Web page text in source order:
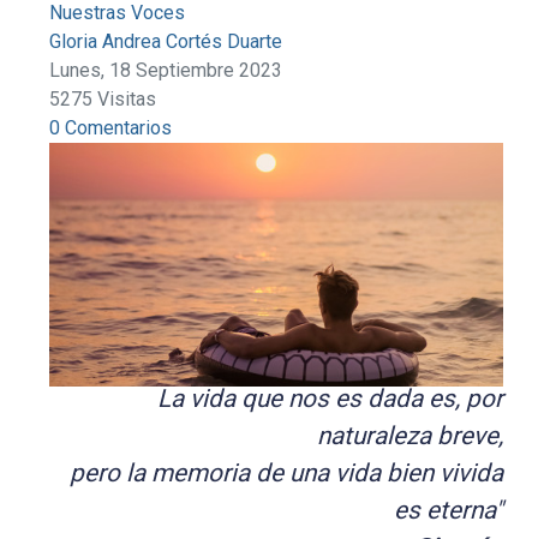
Nuestras Voces
Gloria Andrea Cortés Duarte
Lunes, 18 Septiembre 2023
5275 Visitas
0 Comentarios
La vida que nos es dada es, por
naturaleza breve,
pero la memoria de una vida bien vivida
es eterna"